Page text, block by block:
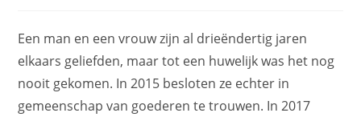
Een man en een vrouw zijn al drieëndertig jaren
elkaars geliefden, maar tot een huwelijk was het nog
nooit gekomen. In 2015 besloten ze echter in
gemeenschap van goederen te trouwen. In 2017